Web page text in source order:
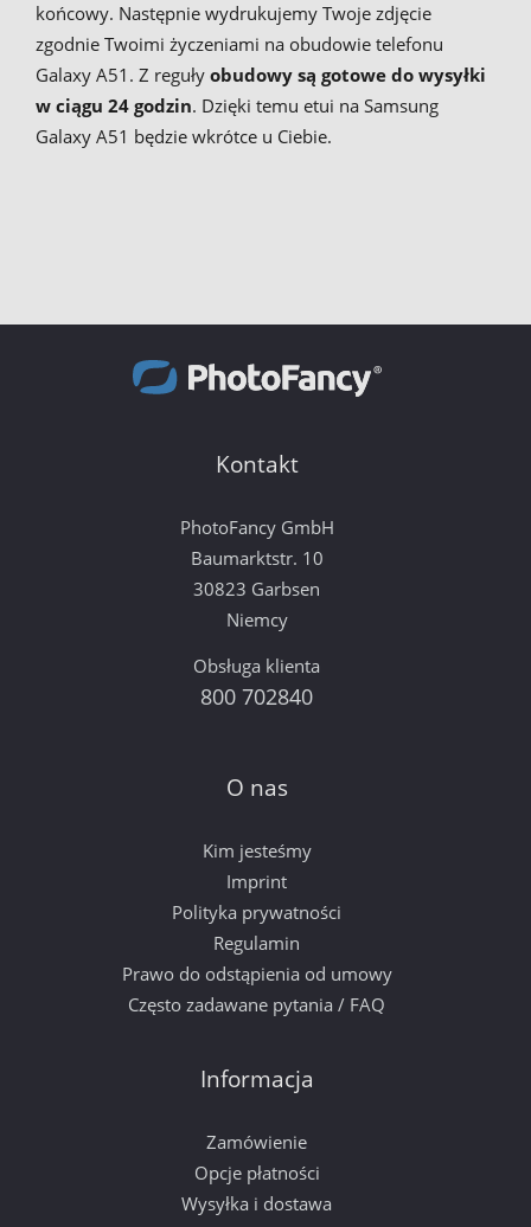
końcowy. Następnie wydrukujemy Twoje zdjęcie
zgodnie Twoimi życzeniami na obudowie telefonu
Galaxy A51. Z reguły obudowy są gotowe do wysyłki
w ciągu 24 godzin. Dzięki temu etui na Samsung
Galaxy A51 będzie wkrótce u Ciebie.
Kontakt
PhotoFancy GmbH
Baumarktstr. 10
30823 Garbsen
Niemcy
Obsługa klienta
800 702840
O nas
Kim jesteśmy
Imprint
Polityka prywatności
Regulamin
Prawo do odstąpienia od umowy
Często zadawane pytania / FAQ
Informacja
Zamówienie
Opcje płatności
Wysyłka i dostawa